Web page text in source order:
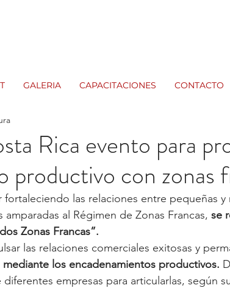
GALERIA CAPACITACIONES CONTACTO
Rica evento para
productivo con zonas
las relaciones entre pequeñas y
al Régimen de Zonas Francas, se
Zonas Francas”.
las relaciones comerciales exitosas y
los encadenamientos productivos.
empresas para articularlas, según